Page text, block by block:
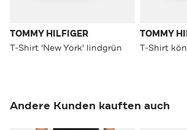
TOMMY HILFIGER
T-Shirt 'New York' lindgrün
TOMMY
T-Shirt
Andere Kunden kauften auch